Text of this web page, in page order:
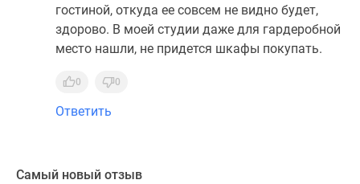
гостиной, откуда ее совсем не видно будет,
здорово. В моей студии даже для гардеробной
место нашли, не придется шкафы покупать.
0 0
Ответить
Самый новый отзыв